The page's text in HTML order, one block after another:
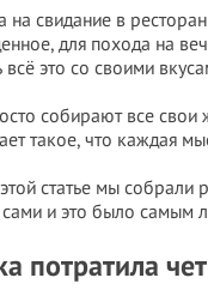
на свидание в
для похода на
всё это со своими
собирают все свои
такое, что каждая
статье мы
сами и это было
потратила